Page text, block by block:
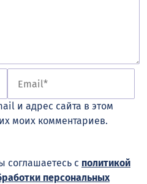
и адрес сайта в этом
моих комментариев.
соглашаетесь с политикой
персональных